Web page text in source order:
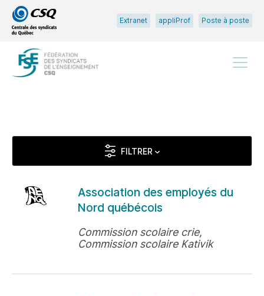
Passer
au
menu
principal
Passer
au
contenu
Extranet appliProf Poste à poste
Association des employés du
Nord québécois
Commission scolaire crie,
Commission scolaire Kativik
FILTRER